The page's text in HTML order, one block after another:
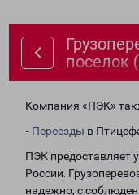
Компания «ПЭК»
- Переезды в
ПЭК предоставляет
России.
надежно, с